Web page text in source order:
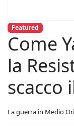
Featured
Come
la
scacco
La guerra in Medio